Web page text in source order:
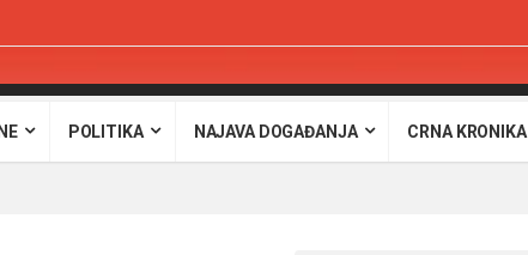
POLITIKA NAJAVA DOGAĐANJA CRNA KRONIKA